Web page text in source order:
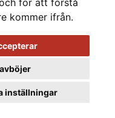
för att förstå
kommer ifrån.
inställningar